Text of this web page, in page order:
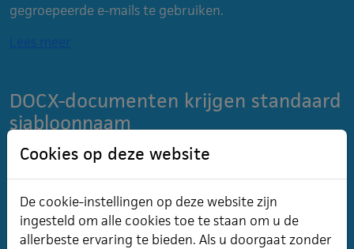
gegroepeerde e-mails te gebruiken.
Lees meer
DOCX-documenten krijgen standaard
sjabloonnaam
Bij het aanmaken van een DOCX-document wordt altijd
de naam van het sjabloon gebruikt, met uitzondering
ingesteld kan worden.Lees meer
Cookies op deze website
De cookie-instellingen op deze website zijn
ingesteld om alle cookies toe te staan om u de
allerbeste ervaring te bieden. Als u doorgaat zonder